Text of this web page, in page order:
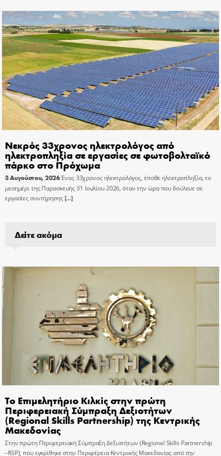
Νεκρός 33χρονος ηλεκτρολόγος από
ηλεκτροπληξία σε εργασίες σε φωτοβολταϊκό
πάρκο στο Πρόχωμα
3 Αυγούστου, 2026Ένας 33χρονος ηλεκτρολόγος, έπαθε ηλεκτροπληξία, το
μεσημέρι της Παρασκευής 31 Ιουλίου 2026, όταν την ώρα που δούλευε σε
εργασίες συντήρησης[…]
Δείτε ακόμα
Το Επιμελητήριο Κιλκίς στην πρώτη
Περιφερειακή Σύμπραξη Δεξιοτήτων
(Regional Skills Partnership) της Κεντρικής
Μακεδονίας
Στην πρώτη Περιφερειακή Σύμπραξη Δεξιοτήτων (Regional Skills Partnership
–RSP), που εγκρίθηκε στην Περιφέρεια Κεντρικής Μακεδονίας από την